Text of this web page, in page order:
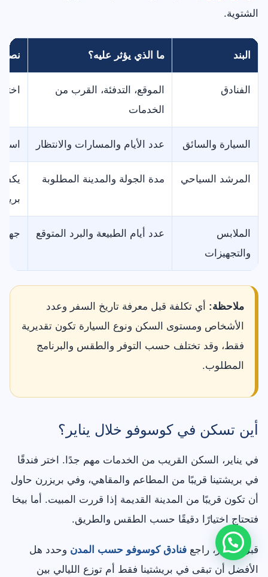
الشتوية.
البند ما الذي يؤثر عليه؟
الفنادق
الموقع، التدفئة، القرب من
الخدمات
السيارة والسائق عدد الأيام والمسارات والانتظار
المرشد السياحي مدة الجولة والمدينة المطلوبة
الملابس
والتجهيزات
عدد أيام الطبيعة والبرد المتوقع جهز
ملاحظة: أي تكلفة قبل معرفة تاريخ السفر وعدد
الأشخاص ومستوى السكن ونوع السيارة تكون تقديرية
فقط، وقد تختلف حسب التوفر والطقس والبرنامج
المطلوب.
أين تسكن في كوسوفو خلال يناير؟
في يناير، السكن القريب من الخدمات مهم جدًا. اختر فندقًا
في بريشتينا قريبًا من المطاعم والمقاهي، وفي بريزرن حاول
أن تكون قريبًا من المدينة القديمة إذا قررت المبيت. أما بيخا
فتحتاج اختيارًا دقيقًا حسب الطقس والطريق.
قبل الحجز، راجع فنادق كوسوفو حسب المدن وحدد هل
الأفضل أن تبقى في بريشتينا فقط أم توزع الليالي بين